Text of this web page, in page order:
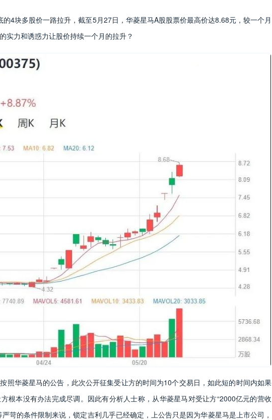
4块多股价一路拉升，截至5月27日，华菱星马A股股票价最高价达8.68元，较一个月
实力和诱惑力让股价持续一个月的拉升？
照华菱星马的公告，此次公开征集受让方的时间为10个交易日，如此短的时间内如果
根本没有办法完成尽调。因此有分析人士称，从华菱星马对受让方“2000亿元的营收
苛的条件限制来说，锁定吉利几乎已经确定，上公告只是因为华菱星马是上市公司，